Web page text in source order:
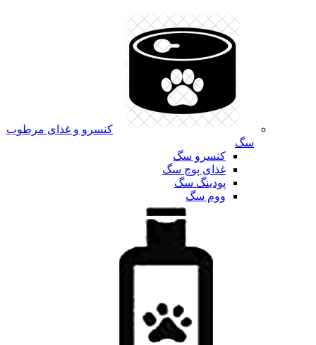
کنسرو و غذای مرطوب
سگ
کنسرو سگ
غذای پوچ سگ
پودینگ سگ
ووم سگ